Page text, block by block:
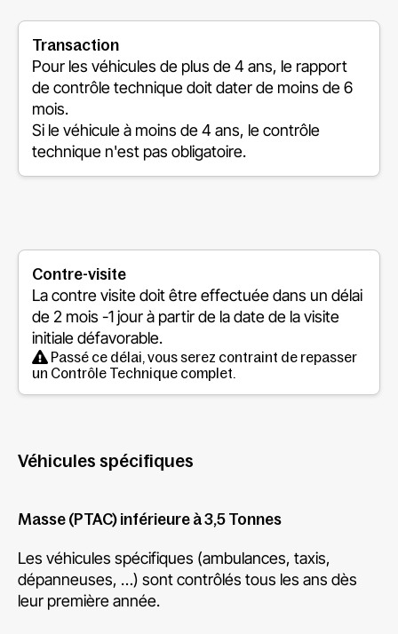
Transaction
Pour les véhicules de plus de 4 ans, le rapport
de contrôle technique doit dater de moins de 6
mois.
Si le véhicule à moins de 4 ans, le contrôle
technique n'est pas obligatoire.
Contre-visite
La contre visite doit être effectuée dans un délai
de 2 mois -1 jourà partir de la date de la visite
initiale défavorable.
Passé ce délai, vous serez contraint de repasser
un Contrôle Technique complet.
Véhicules spécifiques
Masse (PTAC) inférieure à 3,5 Tonnes
Les véhicules spécifiques (ambulances, taxis,
dépanneuses, …) sont contrôlés tous les ans dès
leur première année.